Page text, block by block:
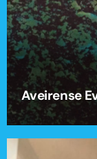
Aveirense